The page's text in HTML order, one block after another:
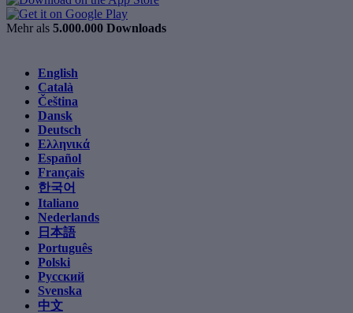
Mehr als 5.000.000 Downloads
English
Català
Čeština
Dansk
Deutsch
Ελληνικά
Español
Français
한국어
Italiano
Nederlands
日本語
Português
Polski
Русский
Svenska
中文